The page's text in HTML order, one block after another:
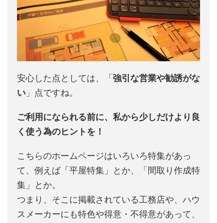
安心した点としては、「 強引な営業や勧誘がな
い 」点ですね。
ご利用になられる前に、私から少しだけより良
く使う為のヒントを！
こちらのホームページはいろいろ特集があっ
て、例えば「平屋特集」とか、「間取り作成特
集」とか。
つまり、そこに掲載されている工務店や、ハウ
スメーカーにも特色や得意・不得意があって、